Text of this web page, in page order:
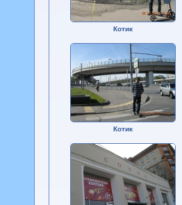
Котик
Котик